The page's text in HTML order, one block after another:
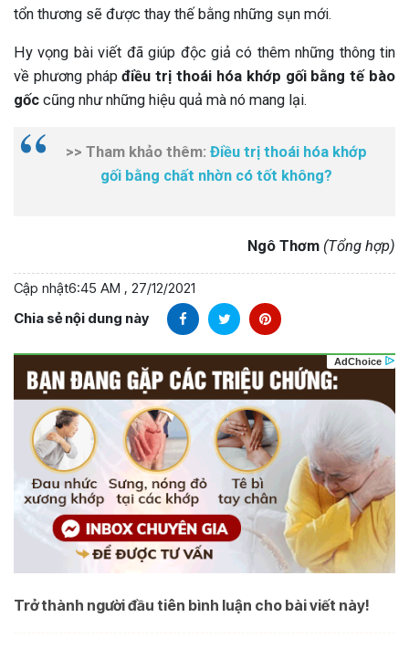
tổn thương sẽ được thay thế bằng những sụn mới.
Hy vọng bài viết đã giúp độc giả có thêm những thông tin
về phương phápđiều trị thoái hóa khớp gối bằng tế bào
gốc cũng như những hiệu quả mà nó mang lại.
>> Tham khảo thêm: Điều trị thoái hóa khớp
gối bằng chất nhờn có tốt không?
Ngô Thơm (Tổng hợp)
Cập nhật6:45 AM , 27/12/2021
Chia sẻ nội dung này
Trở thành người đầu tiên bình luận cho bài viết này!